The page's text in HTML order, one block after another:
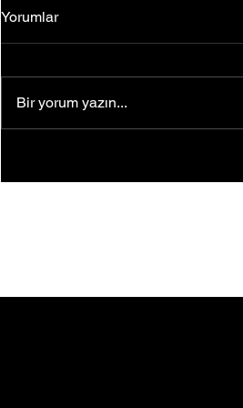
merkezine koydu... Uğur
Yorumlar
Bir yorum yazın...